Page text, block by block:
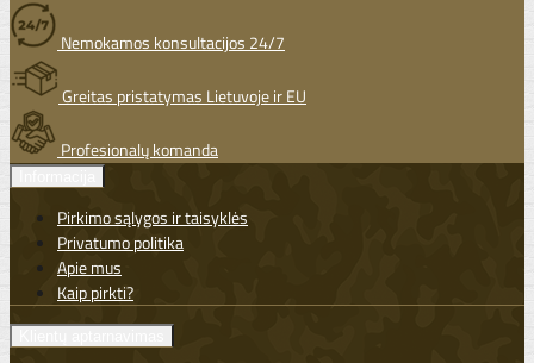
Nemokamos konsultacijos 24/7
Greitas pristatymas Lietuvoje ir EU
Profesionalų komanda
Pirkimo sąlygos ir taisyklės
Privatumo politika
Apie mus
Kaip pirkti?